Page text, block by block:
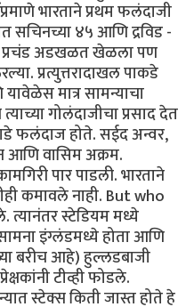
भारताने प्रथम फलंदाजी
सचिनच्या ४५ आणि द्रविड -
प्रचंड अडखळत खेळला पण
प्रत्युत्तरादाखल पाकडे
मात्र सामन्याचा
गोलंदाजीचा प्रसाद देत
फलंदाज होते. सईद अन्वर,
वासिम अक्रम.
पार पाडली. भारताने
कमावले नाही. But who
त्यानंतर स्टेडियम मध्ये
इंग्लंडमध्ये होता आणि
बरीच आहे) हुल्लडबाजी
टीव्ही फोडले.
स्टेक्स किती जास्त होते हे